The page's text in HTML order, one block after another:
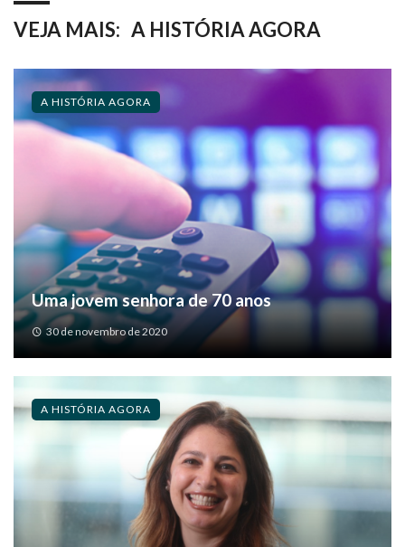
VEJA MAIS: A HISTÓRIA AGORA
Uma jovem senhora de 70 anos
30 de novembro de 2020
A HISTÓRIA AGORA
A HISTÓRIA AGORA